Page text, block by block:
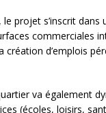
projet s’inscrit
commerciales
création d’emplois
va également
(écoles, loisirs,